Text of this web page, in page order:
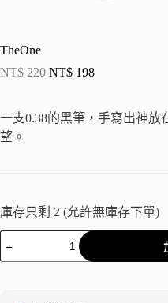
TheOne
NT$220 NT$ 198
一支0.38的黑筆，手寫出神放
望。
庫存只剩 2 (允許無庫存下單)